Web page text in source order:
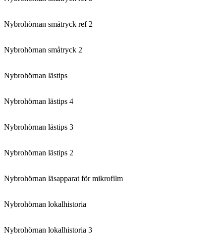
Nybrohörnan småtryck ref 2
Nybrohörnan småtryck 2
Nybrohörnan lästips
Nybrohörnan lästips 4
Nybrohörnan lästips 3
Nybrohörnan lästips 2
Nybrohörnan läsapparat för mikrofilm
Nybrohörnan lokalhistoria
Nybrohörnan lokalhistoria 3